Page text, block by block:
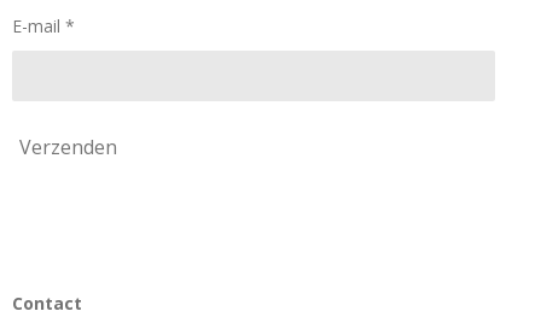
E-mail *
Verzenden
Contact